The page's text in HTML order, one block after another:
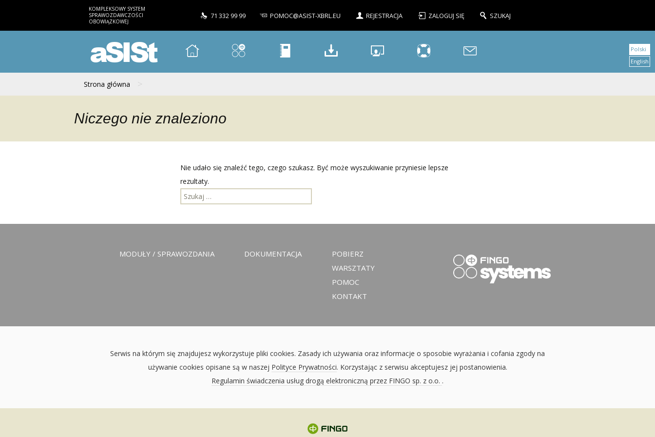
KOMPLEKSOWY SYSTEM
SPRAWOZDAWCZOŚCI
OBOWIĄZKOWEJ
71 332 99 99 POMOC@ASIST-XBRL.EU REJESTRACJA ZALOGUJ SIĘ SZUKAJ
aSISt
Strona główna >
Polski
English
Niczego nie znaleziono
Nie udało się znaleźć tego, czego szukasz. Być może wyszukiwanie przyniesie lepsze
rezultaty.
Szukaj:
MODUŁY / SPRAWOZDANIA DOKUMENTACJA
POBIERZ
WARSZTATY
POMOC
KONTAKT
Serwis na którym się znajdujesz wykorzystuje pliki cookies. Zasady ich używania oraz informacje o sposobie wyrażania i cofania zgody na
używanie cookies opisane są w naszej Polityce Prywatności. Korzystając z serwisu akceptujesz jej postanowienia.
Regulamin świadczenia usług drogą elektroniczną przez FINGO sp. z o.o. .